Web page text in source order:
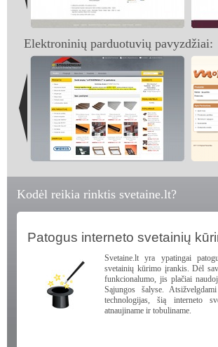
Elektroninių parduotuvių pavyzdžiai:
Kodėl reikia rinktis svetaine.lt?
Patogus interneto svetainių
Svetaine.lt yra ypatingai
svetainių kūrimo įrankis. Dėl
funkcionalumo, jis plačiai
Sąjungos šalyse.
technologijas, šią interneto
atnaujiname ir tobuliname.